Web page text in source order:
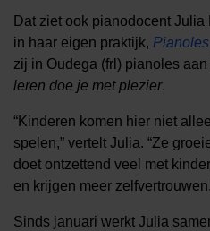
Dat ziet ook pianodocent
in haar eigen praktijk,
zij in Oudega (frl) pianoles
leren doe je met plezier.
“Kinderen komen hier niet
spelen,” vertelt Julia. “Ze
doet ontzettend veel met
en krijgen meer
Sinds januari werkt Julia